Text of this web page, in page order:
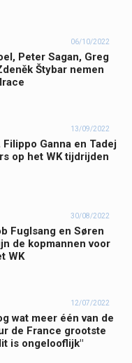
06/10/2022
Peter Sagan, Greg
Štybar nemen
13/09/2022
Ganna en Tadej
op het WK tijdrijden
30/08/2022
Fuglsang en Søren
de kopmannen voor
WK
12/07/2022
wat meer één van de
de France grootste
is ongelooflijk"